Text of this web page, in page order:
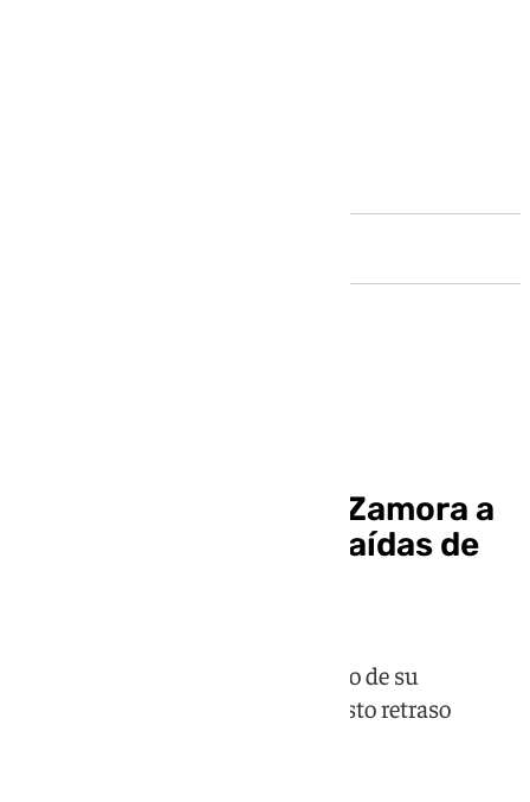
La extraña pitada en Zamora a
la banda de las Tres Caídas de
Se escucharon silbidos al principio de su
actuación, en teoría por un supuesto retraso